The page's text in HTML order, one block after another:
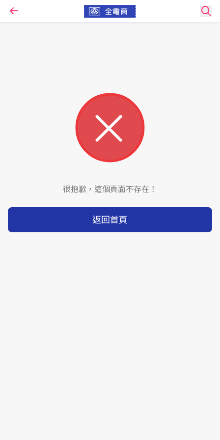
很抱歉，這個頁面不存在！
返回首頁